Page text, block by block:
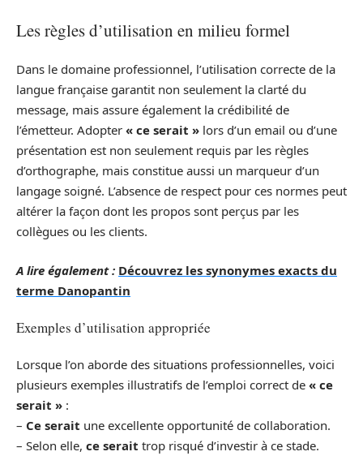
Les règles d’utilisation en milieu formel
Dans le domaine professionnel, l’utilisation correcte de la
langue française garantit non seulement la clarté du
message, mais assure également la crédibilité de
l’émetteur. Adopter « ce serait » lors d’un email ou d’une
présentation est non seulement requis par les règles
d’orthographe, mais constitue aussi un marqueur d’un
langage soigné. L’absence de respect pour ces normes peut
altérer la façon dont les propos sont perçus par les
collègues ou les clients.
A lire également : Découvrez les synonymes exacts du
terme Danopantin
Exemples d’utilisation appropriée
Lorsque l’on aborde des situations professionnelles, voici
plusieurs exemples illustratifs de l’emploi correct de « ce
serait » :
– Ce serait une excellente opportunité de collaboration.
– Selon elle, ce serait trop risqué d’investir à ce stade.